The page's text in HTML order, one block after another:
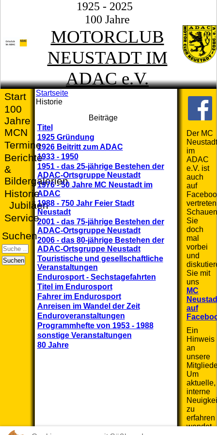
1925 - 2025
100 Jahre
MOTORCLUB
NEUSTADT IM
ADAC e.V.
Start
100
Jahre
MCN
Termine
Berichte
&
Bildergalerien
Historie
Jubiläen
Service
Suchen
Suchen
Startseite
Historie
Beiträge
Titel
1925 Gründung
1926 Beitritt zum ADAC
1933 - 1950
1951 - das 25-jährige Bestehen der
ADAC-Ortsgruppe Neustadt
1976 - 50 Jahre MC Neustadt im
ADAC
1988 - 750 Jahr Feier Stadt
Neustadt
2001 - das 75-jährige Bestehen der
ADAC-Ortsgruppe Neustadt
2006 - das 80-jährige Bestehen der
ADAC-Ortsgruppe Neustadt
Touristische und gesellschaftliche
Veranstaltungen
Endurosport - Sechstagefahrten
Titel im Endurosport
Fahrer im Endurosport
Anreisen im Wandel der Zeit
Enduroveranstaltungen
Programmhefte von 1953 - 1988
sonstige Veranstaltungen
80 Jahre
Der MC
Neustadt
im
ADAC
e.V. ist
auch
auf
Schauen
Sie
doch
mal
vorbei
und
Sie mit
uns
MC
auf
Ein
Hinweis
an
unsere
Um
aktuelle,
interne
zu
erfahren
wendet